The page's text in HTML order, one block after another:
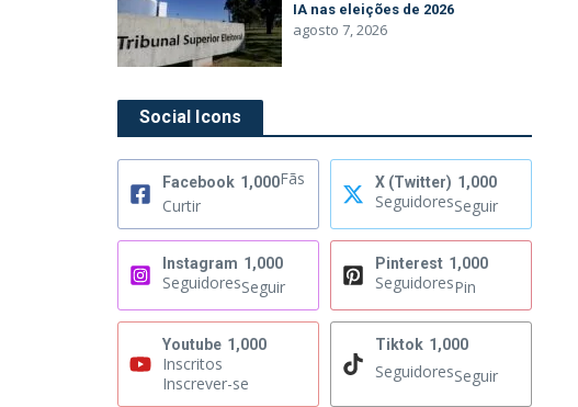
IA nas eleições de 2026
agosto 7, 2026
Social Icons
Facebook 1,000Fãs
Curtir
X (Twitter) 1,000
SeguidoresSeguir
Instagram 1,000
SeguidoresSeguir
Pinterest 1,000
SeguidoresPin
Youtube 1,000
Inscritos
Inscrever-se
Tiktok 1,000
SeguidoresSeguir